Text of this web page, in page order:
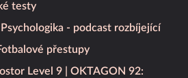
testy
Psychologika - podcast rozbíjející
přestupy
Level 9
OKTAGON 92: